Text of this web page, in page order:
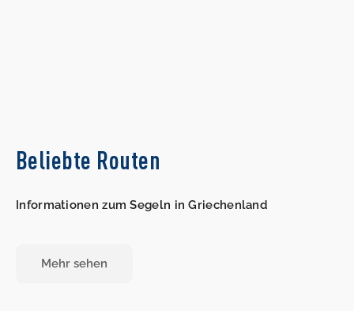
Beliebte Routen
Informationen zum Segeln in Griechenland
Mehr sehen